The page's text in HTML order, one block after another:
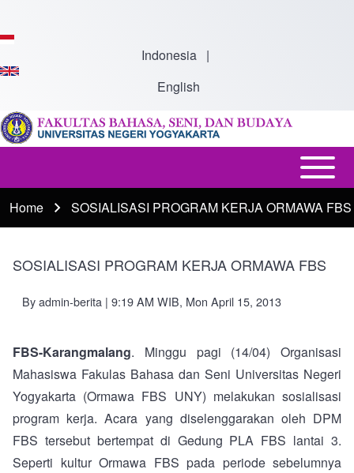
Indonesia |
English
navigation
Open or
Close
horizontal
Menu
Breadcrumb
Home SOSIALISASI PROGRAM KERJA ORMAWA FBS
SOSIALISASI PROGRAM KERJA ORMAWA FBS
Byadmin-berita | 9:19 AM WIB, Mon April 15, 2013
FBS-Karangmalang. Minggu pagi (14/04) Organisasi
Mahasiswa Fakulas Bahasa dan Seni Universitas Negeri
Yogyakarta (Ormawa FBS UNY) melakukan sosialisasi
program kerja. Acara yang diselenggarakan oleh DPM
FBS tersebut bertempat di Gedung PLA FBS lantai 3.
Seperti kultur Ormawa FBS pada periode sebelumnya